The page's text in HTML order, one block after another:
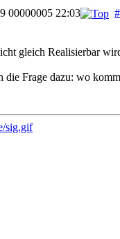
00000005 22:03
gleich Realisierbar
die Frage dazu: wo